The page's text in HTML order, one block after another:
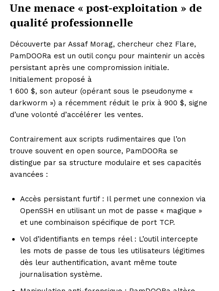
Une menace « post-exploitation » de
qualité professionnelle
Découverte par Assaf Morag, chercheur chez Flare,
PamDOORa est un outil conçu pour maintenir un accès
persistant après une compromission initiale.
Initialement proposé à
1 600 $, son auteur (opérant sous le pseudonyme «
darkworm ») a récemment réduit le prix à 900 $, signe
d’une volonté d’accélérer les ventes.
Contrairement aux scripts rudimentaires que l’on
trouve souvent en open source, PamDOORa se
distingue par sa structure modulaire et ses capacités
avancées :
Accès persistant furtif : Il permet une connexion via
OpenSSH en utilisant un mot de passe « magique »
et une combinaison spécifique de port TCP.
Vol d’identifiants en temps réel : L’outil intercepte
les mots de passe de tous les utilisateurs légitimes
dès leur authentification, avant même toute
journalisation système.